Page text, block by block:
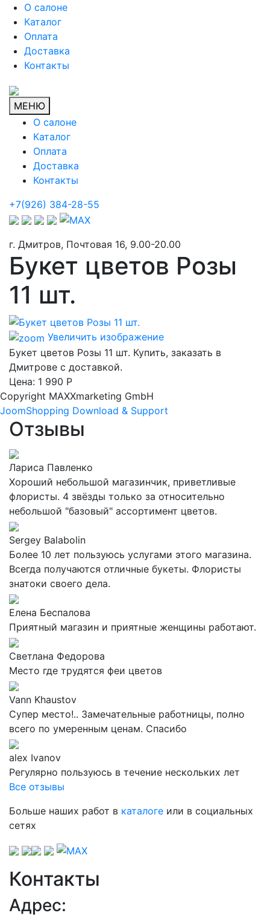
О салоне
Каталог
Оплата
Доставка
Контакты
МЕНЮ
О салоне
Каталог
Оплата
Доставка
Контакты
+7(926) 384-28-55
г. Дмитров, Почтовая 16, 9.00-20.00
Букет цветов Розы
11 шт.
Увеличить изображение
Букет цветов Розы 11 шт. Купить, заказать в
Дмитрове с доставкой.
Цена: 1 990 Р
Copyright MAXXmarketing GmbH
JoomShopping Download & Support
Отзывы
Лариса Павленко
Хороший небольшой магазинчик, приветливые
флористы. 4 звёзды только за относительно
небольшой "базовый" ассортимент цветов.
Sergey Balabolin
Более 10 лет пользуюсь услугами этого магазина.
Всегда получаются отличные букеты. Флористы
знатоки своего дела.
Елена Беспалова
Приятный магазин и приятные женщины работают.
Светлана Федорова
Место где трудятся феи цветов
Vann Khaustov
Супер место!.. Замечательные работницы, полно
всего по умеренным ценам. Спасибо
alex Ivanov
Регулярно пользуюсь в течение нескольких лет
Все отзывы
Больше наших работ в каталоге или в социальных
сетях
Контакты
Адрес: